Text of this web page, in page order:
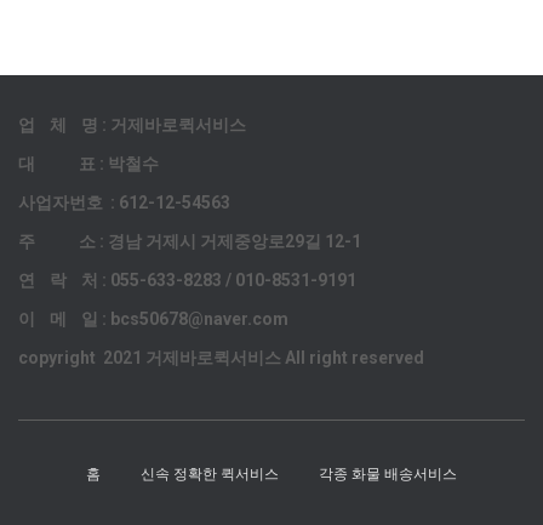
업 체 명 : 거제바로퀵서비스
대 표 : 박철수
사업자번호 : 612-12-54563
주 소 : 경남 거제시 거제중앙로29길 12-1
연 락 처 : 055-633-8283 / 010-8531-9191
이 메 일 : bcs50678@naver.com
copyright 2021 거제바로퀵서비스 All right reserved
홈 신속 정확한 퀵서비스 각종 화물 배송서비스